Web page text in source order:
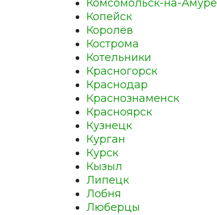
Комсомольск-на-Амуре
Копейск
Королёв
Кострома
Котельники
Красногорск
Краснодар
Краснознаменск
Красноярск
Кузнецк
Курган
Курск
Кызыл
Липецк
Лобня
Люберцы